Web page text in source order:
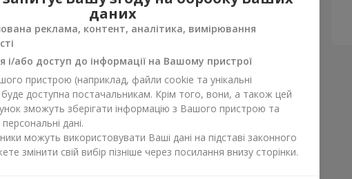
даних
реклама, контент, аналітика, вимірювання
і/або доступ до інформації на Вашому пристрої
пристрою (наприклад, файли cookie та унікальні
буде доступна постачальникам. Крім того, вони, а також цей
зможуть зберігати інформацію з Вашого пристрою та
дані.
можуть використовувати Ваші дані на підставі законного
змінити свій вибір пізніше через посилання внизу сторінки.